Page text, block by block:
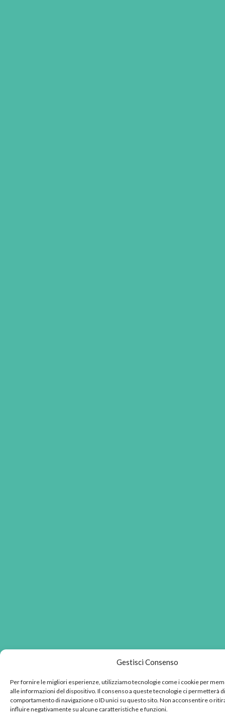
Gestisci Consenso
Per fornire le migliori esperienze, utilizziamo tecnologie come i cookie per
alle informazioni del dispositivo. Il consenso a queste tecnologie ci permetterà
comportamento di navigazione o ID unici su questo sito. Non acconsentire o
influire negativamente su alcune caratteristiche e funzioni.